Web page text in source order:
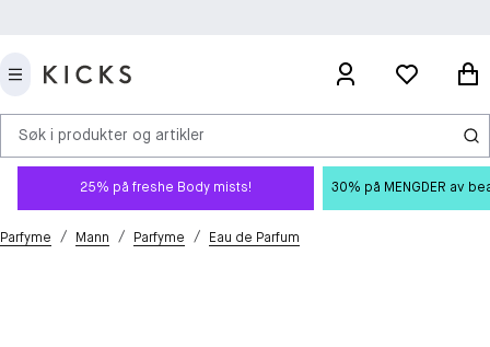
Søk i produkter og artikler
25% på freshe Body mists! 30% på MENGDER av
Parfyme / Mann / Parfyme / Eau de Parfum